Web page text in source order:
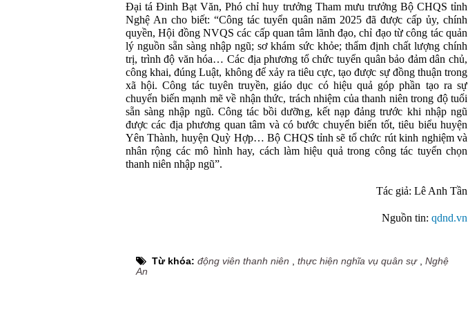
Đại tá Đinh Bạt Văn, Phó chỉ huy trưởng Tham mưu trưởng Bộ CHQS tỉnh
Nghệ An cho biết: “Công tác tuyển quân năm 2025 đã được cấp ủy, chính
quyền, Hội đồng NVQS các cấp quan tâm lãnh đạo, chỉ đạo từ công tác quản
lý nguồn sẵn sàng nhập ngũ; sơ khám sức khỏe; thẩm định chất lượng chính
trị, trình độ văn hóa… Các địa phương tổ chức tuyển quân bảo đảm dân chủ,
công khai, đúng Luật, không để xảy ra tiêu cực, tạo được sự đồng thuận trong
xã hội. Công tác tuyên truyền, giáo dục có hiệu quả góp phần tạo ra sự
chuyển biến mạnh mẽ về nhận thức, trách nhiệm của thanh niên trong độ tuổi
sẵn sàng nhập ngũ. Công tác bồi dưỡng, kết nạp đảng trước khi nhập ngũ
được các địa phương quan tâm và có bước chuyển biến tốt, tiêu biểu huyện
Yên Thành, huyện Quỳ Hợp… Bộ CHQS tỉnh sẽ tổ chức rút kinh nghiệm và
nhân rộng các mô hình hay, cách làm hiệu quả trong công tác tuyển chọn
thanh niên nhập ngũ”.
Tác giả: Lê Anh Tần
Nguồn tin: qdnd.vn
Từ khóa: động viên thanh niên thực hiện nghĩa vụ quân sự, Nghệ
An